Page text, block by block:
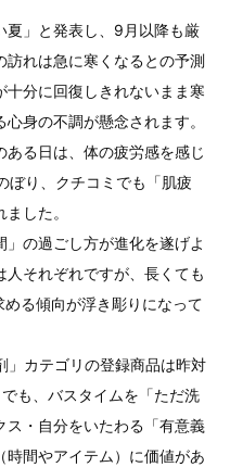
夏」と発表し、9月以降も厳
訪れは急に寒くなるとの予測
分に回復しきれないまま寒
身の不調が懸念されます。
る日は、体の疲労感を感じ
ぼり、クチコミでも「肌疲
した。
の過ごし方が進化を遂げよ
それぞれですが、長くても
る傾向が浮き彫りになって
」カテゴリの登録商品は昨対
も、バスタイムを「ただ洗
ス・自分をいたわる「有意義
間やアイテム）に価値があ